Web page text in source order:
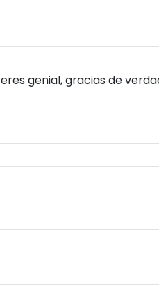
genial, gracias de